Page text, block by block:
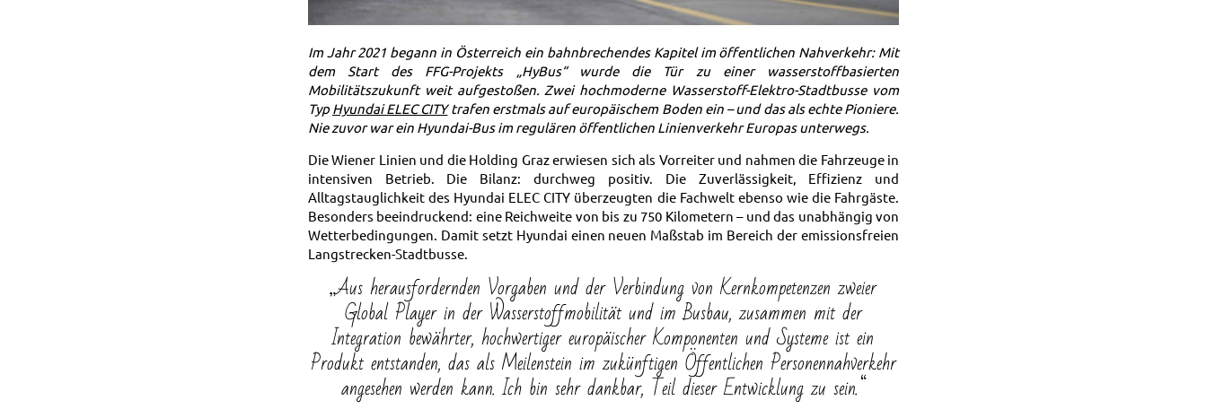
Im Jahr 2021 begann in Österreich ein bahnbrechendes Kapitel im öffentlichen Nahverkehr: Mit
dem Start des FFG-Projekts „HyBus“ wurde die Tür zu einer wasserstoffbasierten
Mobilitätszukunft weit aufgestoßen. Zwei hochmoderne Wasserstoff-Elektro-Stadtbusse vom
TypHyundai ELEC CITYtrafen erstmals auf europäischem Boden ein – und das als echte Pioniere.
Nie zuvor war ein Hyundai-Bus im regulären öffentlichen Linienverkehr Europas unterwegs.
Die Wiener Linien und die Holding Graz erwiesen sich als Vorreiter und nahmen die Fahrzeuge in
intensiven Betrieb. Die Bilanz: durchweg positiv. Die Zuverlässigkeit, Effizienz und
Alltagstauglichkeit des Hyundai ELEC CITY überzeugten die Fachwelt ebenso wie die Fahrgäste.
Besonders beeindruckend: eine Reichweite von bis zu 750 Kilometern – und das unabhängig von
Wetterbedingungen. Damit setzt Hyundai einen neuen Maßstab im Bereich der emissionsfreien
Langstrecken-Stadtbusse.
„Aus herausfordernden Vorgaben und der Verbindung von Kernkompetenzen zweier
Global Player in der Wasserstoffmobilität und im Busbau, zusammen mit der
Integration bewährter, hochwertiger europäischer Komponenten und Systeme ist ein
Produkt entstanden, das als Meilenstein im zukünftigen Öffentlichen Personennahverkehr
angesehen werden kann. Ich bin sehr dankbar, Teil dieser Entwicklung zu sein.“